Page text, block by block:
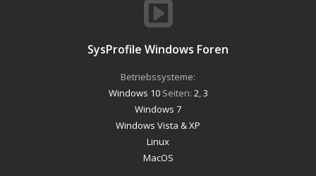
SysProfile Windows Foren
Betriebssysteme:
Windows 10Seiten: 2 3
Windows 7
Windows Vista & XP
Linux
MacOS